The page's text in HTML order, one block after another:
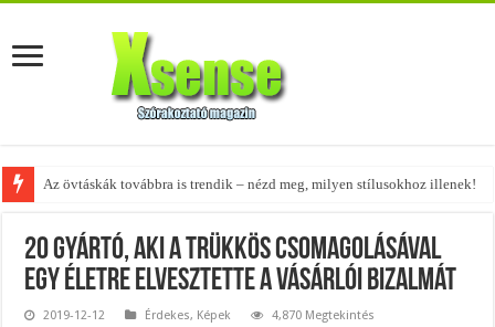
A tökéletes táskák férfiaknak – fedezd fel az 5 legjobb fazont!
20 gyártó, aki a trükkös csomagolásával
egy életre elvesztette a vásárlói bizalmát
2019-12-12 Érdekes, Képek 4,870 Megtekintés